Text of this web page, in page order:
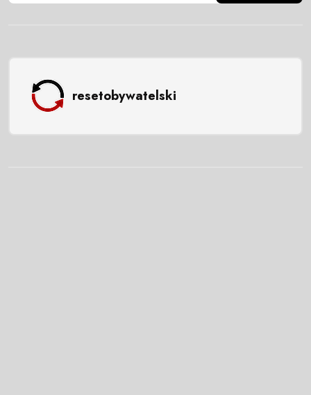
resetobywatelski